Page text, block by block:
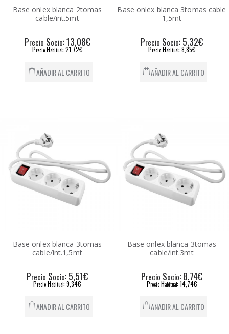
Base onlex blanca 2tomas
cable/int.5mt
Precio Socio: 13,08€
PrecioHabitual: 21,72€
AÑADIR AL CARRITO
Base onlex blanca 3tomas cable
1,5mt
Precio Socio: 5,32€
PrecioHabitual: 8,85€
AÑADIR AL CARRITO
Base onlex blanca 3tomas
cable/int.1,5mt
Precio Socio: 5,51€
Precio Habitual: 9,34€
AÑADIR AL CARRITO
Base onlex blanca 3tomas
cable/int.3mt
Precio Socio: 8,74€
PrecioHabitual: 14,74€
AÑADIR AL CARRITO